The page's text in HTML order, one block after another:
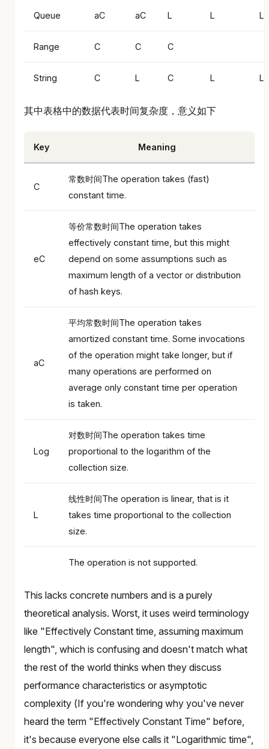
Queue aC aC L L L
Range C C C
String C L C L L
其中表格中的数据代表时间复杂度，意义如下
Key Meaning
C
常数时间The operation takes (fast)
constant time.
eC
等价常数时间The operation takes
effectively constant time, but this might
depend on some assumptions such as
maximum length of a vector or distribution
of hash keys.
aC
平均常数时间The operation takes
amortized constant time. Some invocations
of the operation might take longer, but if
many operations are performed on
average only constant time per operation
is taken.
Log
对数时间The operation takes time
proportional to the logarithm of the
collection size.
L
线性时间The operation is linear, that is it
takes time proportional to the collection
size.
The operation is not supported.
This lacks concrete numbers and is a purely
theoretical analysis. Worst, it uses weird terminology
like "Effectively Constant time, assuming maximum
length", which is confusing and doesn't match what
the rest of the world thinks when they discuss
performance characteristics or asymptotic
complexity (If you're wondering why you've never
heard the term "Effectively Constant Time" before,
it's because everyone else calls it "Logarithmic time",